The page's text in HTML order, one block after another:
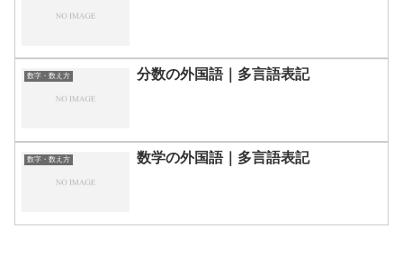
数字・数え方 分数の外国語｜多言語表記
数字・数え方 数学の外国語｜多言語表記